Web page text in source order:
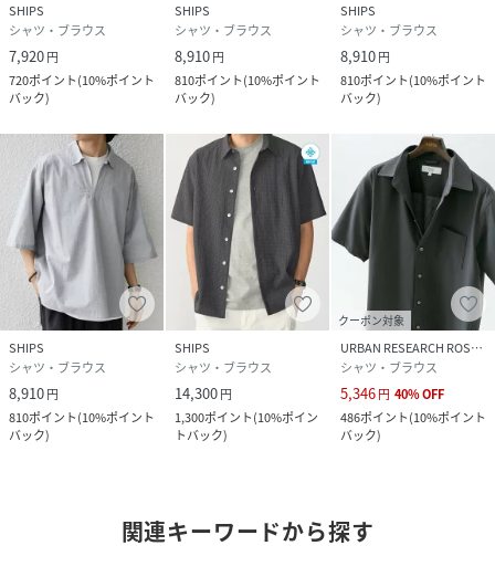
SHIPS
シャツ・ブラウス
7,920円
720ポイント(10%ポイント
バック)
SHIPS
シャツ・ブラウス
8,910円
810ポイント(10%ポイント
バック)
SHIPS
シャツ・ブラウス
8,910円
810ポイント(10%ポイント
バック)
SHIPS
シャツ・ブラウス
8,910円
810ポイント(10%ポイント
バック)
SHIPS
シャツ・ブラウス
14,300円
1,300ポイント(10%ポイン
トバック)
クーポン対象
URBAN RESEARCH ROSSO
シャツ・ブラウス
5,346円 40%OFF
486ポイント(10%ポイント
バック)
関連キーワードから探す